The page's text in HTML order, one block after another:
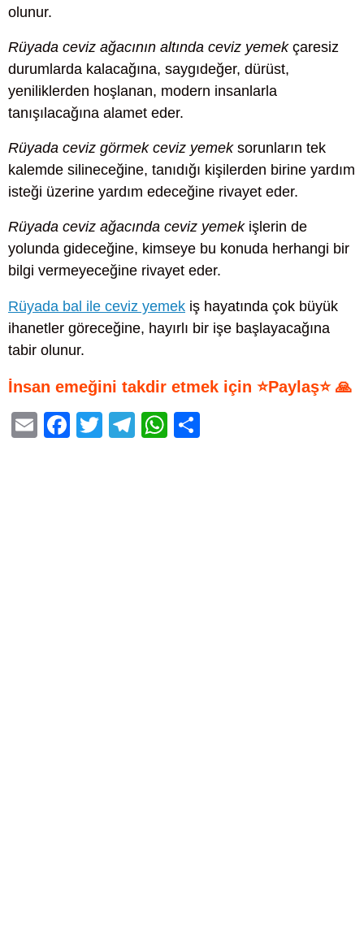
olunur.
Rüyada ceviz ağacının altında ceviz yemekçaresiz
durumlarda kalacağına, saygıdeğer, dürüst,
yeniliklerden hoşlanan, modern insanlarla
tanışılacağına alamet eder.
Rüyada ceviz görmek ceviz yemeksorunların tek
kalemde silineceğine, tanıdığı kişilerden birine yardım
isteği üzerine yardım edeceğine rivayet eder.
Rüyada ceviz ağacında ceviz yemekişlerin de
yolunda gideceğine, kimseye bu konuda herhangi bir
bilgi vermeyeceğine rivayet eder.
Rüyada bal ile ceviz yemek iş hayatında çok büyük
ihanetler göreceğine, hayırlı bir işe başlayacağına
tabir olunur.
İnsan emeğini takdir etmek için ⭐Paylaş⭐ 🙏
E
F
T
T
W